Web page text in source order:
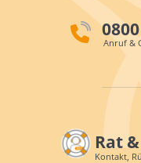
Anruf &
Rat
Kontakt,